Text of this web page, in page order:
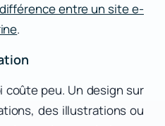
différence entre un site e-
.
coûte peu. Un design sur
des illustrations ou